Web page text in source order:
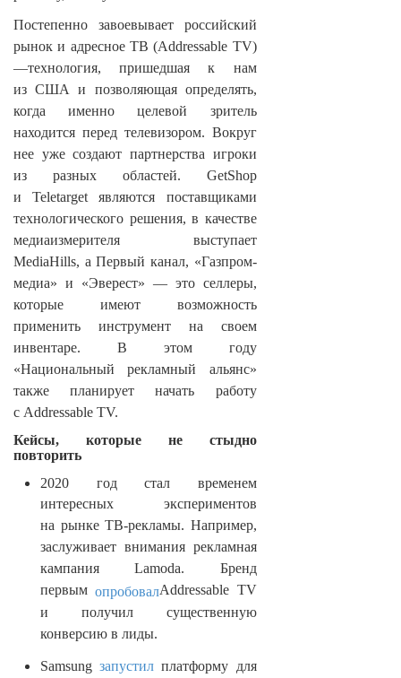
Постепенно завоевывает российский
рынок и адресное ТВ (Addressable TV)
—технология, пришедшая к нам
из США и позволяющая определять,
когда именно целевой зритель
находится перед телевизором. Вокруг
нее уже создают партнерства игроки
из разных областей. GetShop
и Teletarget являются поставщиками
технологического решения, в качестве
медиаизмерителя выступает
MediaHills, а Первый канал, «Газпром-
медиа» и «Эверест» — это селлеры,
которые имеют возможность
применить инструмент на своем
инвентаре. В этом году
«Национальный рекламный альянс»
также планирует начать работу
с Addressable TV.
Кейсы, которые не стыдно
повторить
2020 год стал временем
интересных экспериментов
на рынке ТВ-рекламы. Например,
заслуживает внимания рекламная
кампания Lamoda. Бренд
первымопробовалAddressable TV
и получил существенную
конверсию в лиды.
Samsungзапустил платформу для